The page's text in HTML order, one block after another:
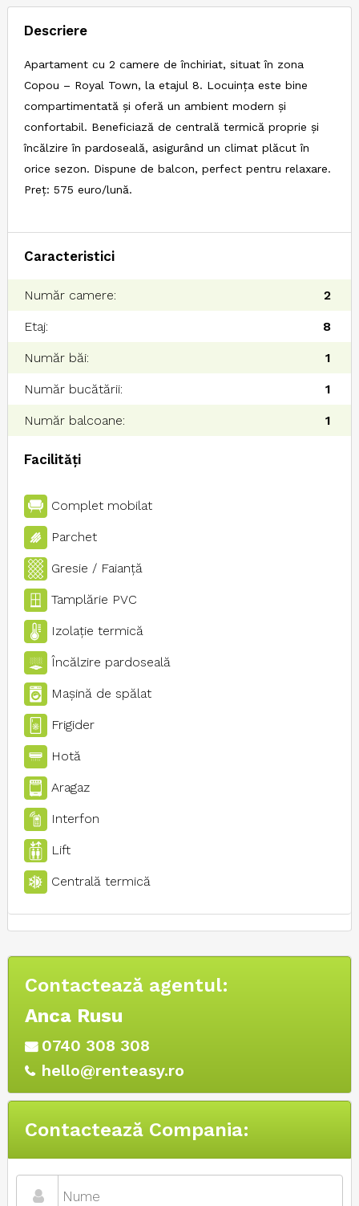
Descriere
Apartament cu 2 camere de închiriat, situat în zona
Copou – Royal Town, la etajul 8. Locuința este bine
compartimentată și oferă un ambient modern și
confortabil. Beneficiază de centrală termică proprie și
încălzire în pardoseală, asigurând un climat plăcut în
orice sezon. Dispune de balcon, perfect pentru relaxare.
Preț: 575 euro/lună.
Caracteristici
Număr camere: 2
Etaj: 8
Număr băi: 1
Număr bucătării: 1
Număr balcoane: 1
Facilități
Complet mobilat
Parchet
Gresie / Faianţă
Tamplărie PVC
Izolaţie termică
Încălzire pardoseală
Maşină de spălat
Frigider
Hotă
Aragaz
Interfon
Lift
Centrală termică
Contactează agentul:
Anca Rusu
0740 308 308
hello@renteasy.ro
Contactează Compania: